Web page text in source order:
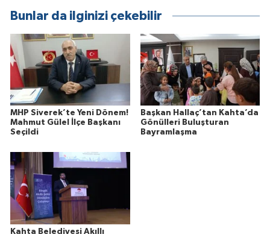
Bunlar da ilginizi çekebilir
MHP Siverek’te Yeni Dönem!
Mahmut Gülel İlçe Başkanı
Seçildi
Başkan Hallaç’tan Kahta’da
Gönülleri Buluşturan
Bayramlaşma
Kahta Belediyesi Akıllı